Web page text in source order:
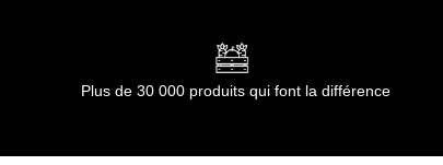
Plus de 30 000 produits qui font la différence